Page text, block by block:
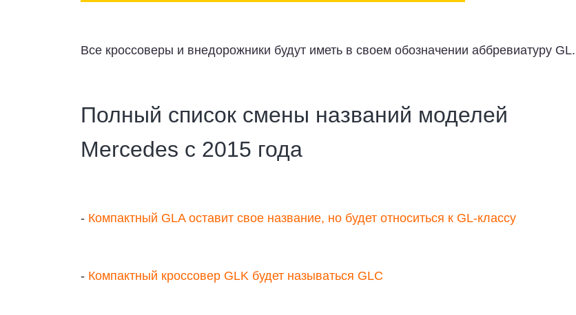
Все кроссоверы и внедорожники будут иметь в своем обозначении аббревиатуру GL.
Полный список смены названий моделей
Mercedes с 2015 года
- Компактный GLA оставит свое название, но будет относиться к GL-классу
- Компактный кроссовер GLK будет называться GLC